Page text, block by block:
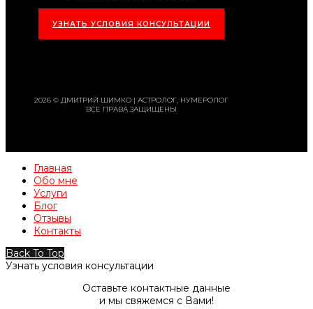
УЗНАТЬ УСЛОВИЯ КОНСУЛЬТАЦИИ
2026 © ДМИТРИЙ ШИМКО | АСТРОЛОГ, НУМЕРОЛОГ
ВСЕ ПРАВА ЗАЩИЩЕНЫ
Главная
Обо мне
Услуги
Блог
Отзывы
Контакты
Back To Top
Узнать условия консультации
Оставьте контактные данные
и мы свяжемся с Вами!